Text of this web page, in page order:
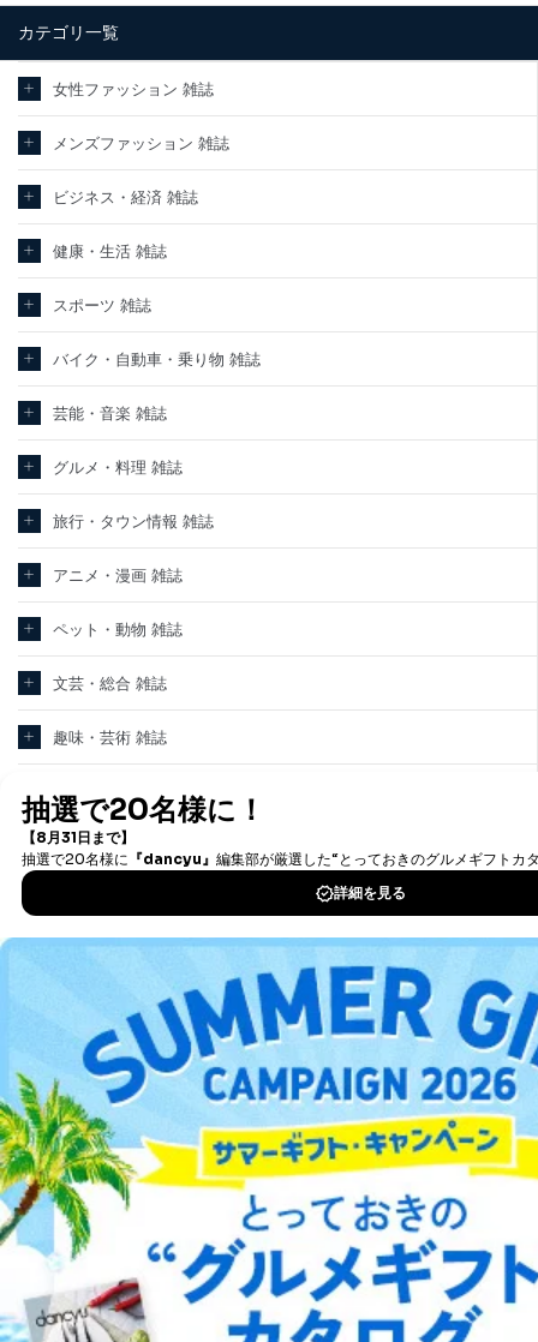
カテゴリ一覧
女性ファッション 雑誌
メンズファッション 雑誌
ビジネス・経済 雑誌
健康・生活 雑誌
スポーツ 雑誌
バイク・自動車・乗り物 雑誌
芸能・音楽 雑誌
グルメ・料理 雑誌
旅行・タウン情報 雑誌
アニメ・漫画 雑誌
ペット・動物 雑誌
文芸・総合 雑誌
趣味・芸術 雑誌
ヘアカタログ・美容 雑誌
看護・医学・医療 雑誌
テクノロジー・科学 雑誌
パソコン・PC 雑誌
新聞・業界紙
洋(海外)雑誌
中国雑誌
その他
総合案内